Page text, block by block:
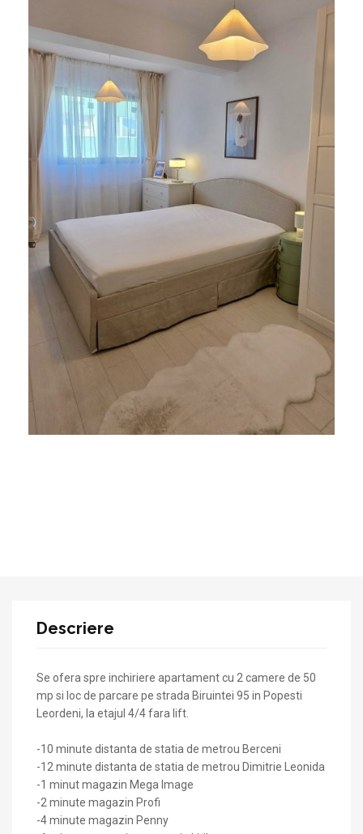
Descriere
Se ofera spre inchiriere apartament cu 2 camere de 50
mp si loc de parcare pe strada Biruintei 95 in Popesti
Leordeni, la etajul 4/4 fara lift.
-10 minute distanta de statia de metrou Berceni
-12 minute distanta de statia de metrou Dimitrie Leonida
-1 minut magazin Mega Image
-2 minute magazin Profi
-4 minute magazin Penny